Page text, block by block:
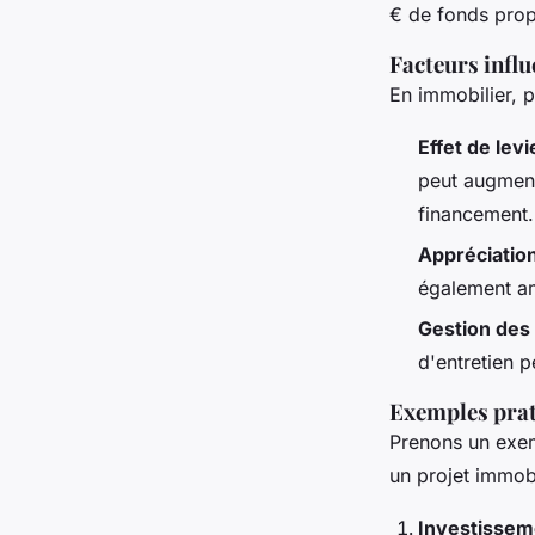
€ de fonds
Facteurs
En immobilier,
Effet de
peut
financement.
également
Gestion
d'entretien
Exemples
Prenons un
un projet